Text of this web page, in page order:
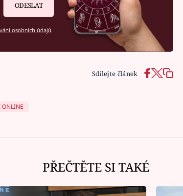
ODESLAT
osobních údajů
Sdílejte článek
ONLINE
PŘEČTĚTE SI TAKÉ